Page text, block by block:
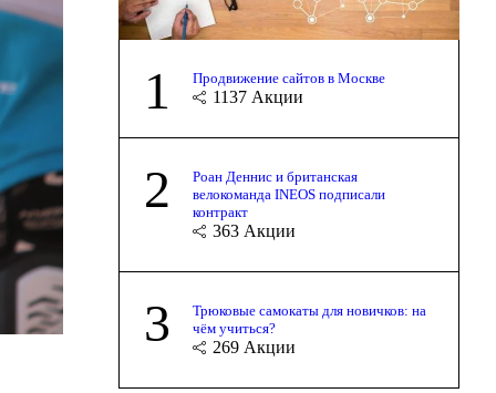
1 Продвижение сайтов в Москве
1137 Акции
2
Роан Деннис и британская
велокоманда INEOS подписали
контракт
363 Акции
3
Трюковые самокаты для новичков: на
чём учиться?
269 Акции